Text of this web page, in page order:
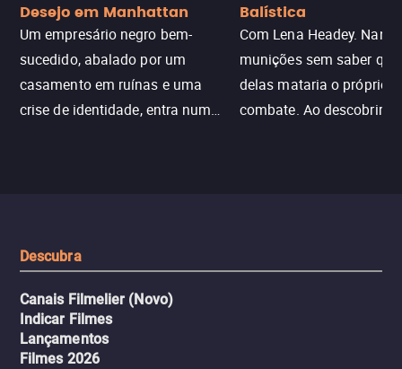
Desejo em Manhattan
Um empresário negro bem-
sucedido, abalado por um
casamento em ruínas e uma
crise de identidade, entra num
Balística
Com Lena Headey.
munições sem saber
delas mataria o próprio
combate. Ao descobrir a
Descubra
Canais Filmelier (Novo)
Indicar Filmes
Lançamentos
Filmes 2026